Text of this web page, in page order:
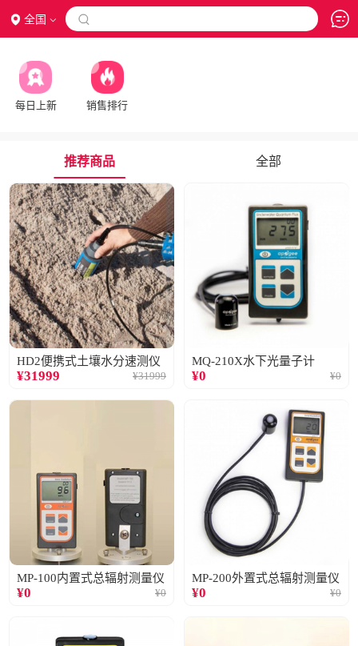
全国 
每日上新 销售排行
推荐商品 全部
HD2便携式土壤水分速测仪
¥31999 ¥31999
MQ-210X水下光量子计
¥0 ¥0
MP-100内置式总辐射测量仪
¥0 ¥0
MP-200外置式总辐射测量仪
¥0 ¥0